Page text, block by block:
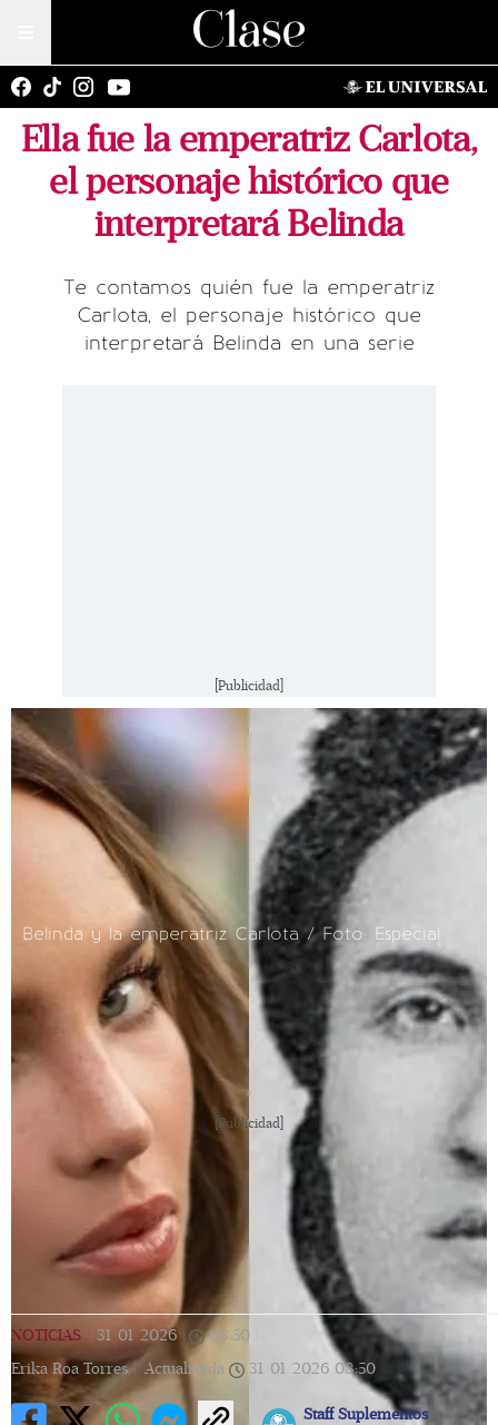
Ella fue la emperatriz Carlota,
el personaje histórico que
interpretará Belinda
Te contamos quién fue la emperatriz
Carlota, el personaje histórico que
interpretará Belinda en una serie
[Publicidad]
Belinda y la emperatriz Carlota / Foto: Especial
[Publicidad]
NOTICIAS 31/01/2026 08:50
Erika Roa Torres | Actualizada 31/01/2026 08:50
Staff Suplementos